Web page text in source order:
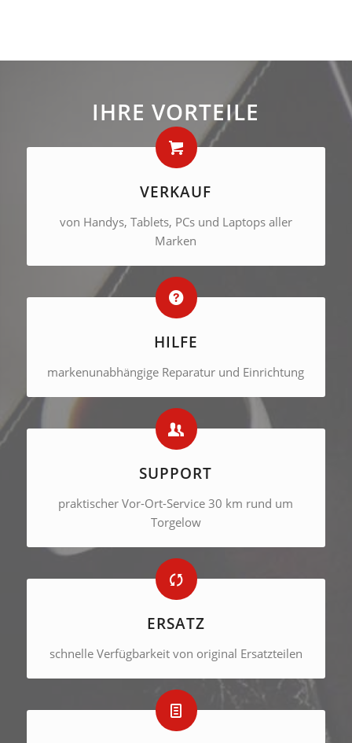
IHRE VORTEILE
VERKAUF
von Handys, Tablets, PCs und Laptops aller
Marken
HILFE
markenunabhängige Reparatur und Einrichtung
SUPPORT
praktischer Vor-Ort-Service 30 km rund um
Torgelow
ERSATZ
schnelle Verfügbarkeit von original Ersatzteilen